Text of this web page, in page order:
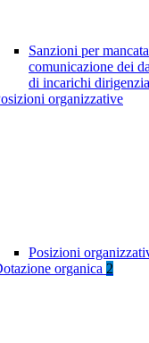
Sanzioni per
comunicazione dei
di incarichi
organizzative
Posizioni
organica 2